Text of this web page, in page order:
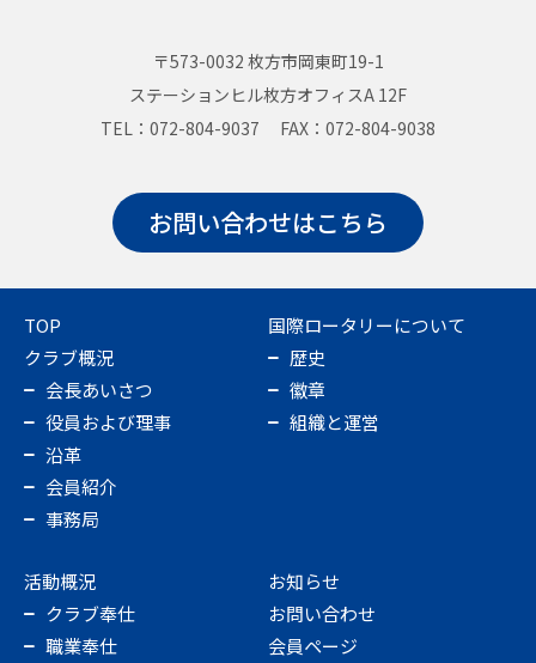
〒573-0032 枚方市岡東町19-1
ステーションヒル枚方オフィスA 12F
TEL：072-804-9037 FAX：072-804-9038
お問い合わせはこちら
TOP
クラブ概況
会長あいさつ
役員および理事
沿革
会員紹介
事務局
国際ロータリーについて
歴史
徽章
組織と運営
活動概況
クラブ奉仕
職業奉仕
お知らせ
お問い合わせ
会員ページ